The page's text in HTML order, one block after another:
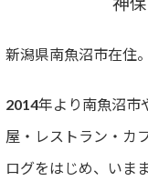
新潟県南魚沼市在住
2014年より南魚沼市
屋・レストラン・カ
ログをはじめ、いま